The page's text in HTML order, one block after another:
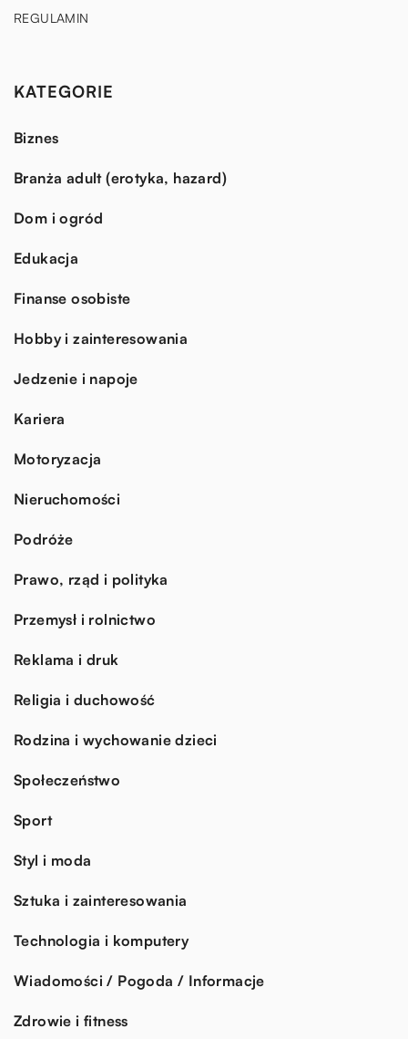
REGULAMIN
KATEGORIE
Biznes
Branża adult (erotyka, hazard)
Dom i ogród
Edukacja
Finanse osobiste
Hobby i zainteresowania
Jedzenie i napoje
Kariera
Motoryzacja
Nieruchomości
Podróże
Prawo, rząd i polityka
Przemysł i rolnictwo
Reklama i druk
Religia i duchowość
Rodzina i wychowanie dzieci
Społeczeństwo
Sport
Styl i moda
Sztuka i zainteresowania
Technologia i komputery
Wiadomości / Pogoda / Informacje
Zdrowie i fitness